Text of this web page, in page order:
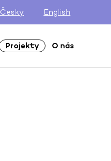
Česky English
Projekty O nás